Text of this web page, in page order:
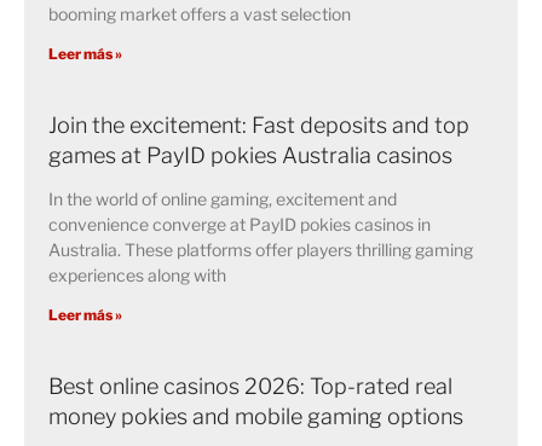
booming market offers a vast selection
Leer más »
Join the excitement: Fast deposits and top
games at PayID pokies Australia casinos
In the world of online gaming, excitement and
convenience converge at PayID pokies casinos in
Australia. These platforms offer players thrilling gaming
experiences along with
Leer más »
Best online casinos 2026: Top-rated real
money pokies and mobile gaming options